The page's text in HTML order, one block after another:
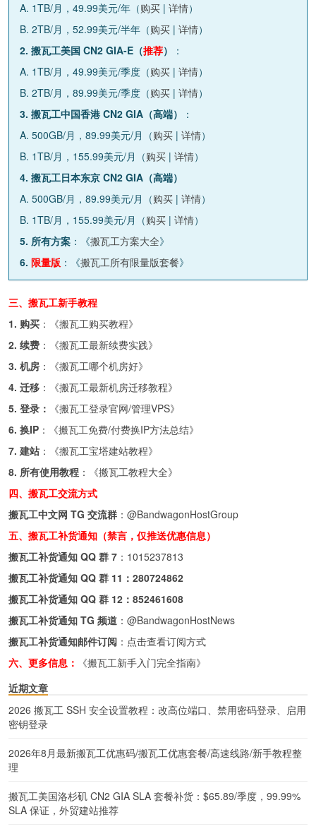
A. 1TB/月，49.99美元/年（购买 | 详情）
B. 2TB/月，52.99美元/半年（购买 | 详情）
2. 搬瓦工美国 CN2 GIA-E（推荐）
：
A. 1TB/月，49.99美元/季度（购买 | 详情）
B. 2TB/月，89.99美元/季度（购买 | 详情）
3. 搬瓦工中国香港 CN2 GIA（高端）
：
A. 500GB/月，89.99美元/月（购买 | 详情）
B. 1TB/月，155.99美元/月（购买 | 详情）
4. 搬瓦工日本东京 CN2 GIA（高端）
A. 500GB/月，89.99美元/月（购买 | 详情）
B. 1TB/月，155.99美元/月（购买 | 详情）
5. 所有方案 ：《搬瓦工方案大全》
6. 限量版 ：《搬瓦工所有限量版套餐》
三、搬瓦工新手教程
1. 购买 ：《搬瓦工购买教程》
2. 续费 ：《搬瓦工最新续费实践》
3. 机房 ：《搬瓦工哪个机房好》
4. 迁移 ：《搬瓦工最新机房迁移教程》
5. 登录：
《搬瓦工登录官网/管理VPS》
6. 换IP ：《搬瓦工免费/付费换IP方法总结》
7. 建站 ：《搬瓦工宝塔建站教程》
8. 所有使用教程 ：《搬瓦工教程大全》
四、搬瓦工交流方式
搬瓦工中文网 TG 交流群 ： @BandwagonHostGroup
五、搬瓦工补货通知（禁言，仅推送优惠信息）
搬瓦工补货通知 QQ 群 7 ： 1015237813
搬瓦工补货通知 QQ 群 11： 280724862
搬瓦工补货通知 QQ 群 12： 852461608
搬瓦工补货通知 TG 频道 ： @BandwagonHostNews
搬瓦工补货通知邮件订阅 ： 点击查看订阅方式
六、更多信息：
《搬瓦工新手入门完全指南》
近期文章
2026 搬瓦工 SSH 安全设置教程：改高位端口、禁用密码登录、启用
密钥登录
2026年8月最新搬瓦工优惠码/搬瓦工优惠套餐/高速线路/新手教程整
理
搬瓦工美国洛杉矶 CN2 GIA SLA 套餐补货：$65.89/季度，99.99%
SLA 保证，外贸建站推荐